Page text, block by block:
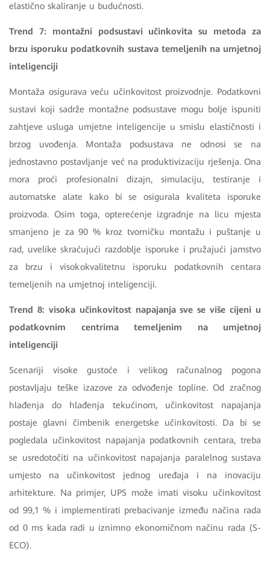
elastično skaliranje u budućnosti.
Trend 7: montažni podsustavi učinkovita su metoda za
brzu isporuku podatkovnih sustava temeljenih na umjetnoj
inteligenciji
Montaža osigurava veću učinkovitost proizvodnje. Podatkovni
sustavi koji sadrže montažne podsustave mogu bolje ispuniti
zahtjeve usluga umjetne inteligencije u smislu elastičnosti i
brzog uvođenja. Montaža podsustava ne odnosi se na
jednostavno postavljanje već na produktivizaciju rješenja. Ona
mora proći profesionalni dizajn, simulaciju, testiranje i
automatske alate kako bi se osigurala kvaliteta isporuke
proizvoda. Osim toga, opterećenje izgradnje na licu mjesta
smanjeno je za 90 % kroz tvorničku montažu i puštanje u
rad, uvelike skraćujući razdoblje isporuke i pružajući jamstvo
za brzu i visokokvalitetnu isporuku podatkovnih centara
temeljenih na umjetnoj inteligenciji.
Trend 8: visoka učinkovitost napajanja sve se više cijeni u
podatkovnim centrima temeljenim na umjetnoj
inteligenciji
Scenariji visoke gustoće i velikog računalnog pogona
postavljaju teške izazove za odvođenje topline. Od zračnog
hlađenja do hlađenja tekućinom, učinkovitost napajanja
postaje glavni čimbenik energetske učinkovitosti. Da bi se
pogledala učinkovitost napajanja podatkovnih centara, treba
se usredotočiti na učinkovitost napajanja paralelnog sustava
umjesto na učinkovitost jednog uređaja i na inovaciju
arhitekture. Na primjer, UPS može imati visoku učinkovitost
od 99,1 % i implementirati prebacivanje između načina rada
od 0 ms kada radi u iznimno ekonomičnom načinu rada (S-
ECO).